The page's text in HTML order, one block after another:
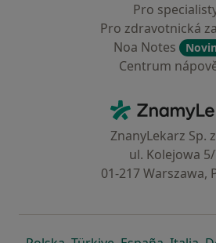
Pro
Pro zdravotnická
Noa Notes
Centrum
ZnanyLekarz Sp.
ul. Kolejowa
01-217 Warszawa,